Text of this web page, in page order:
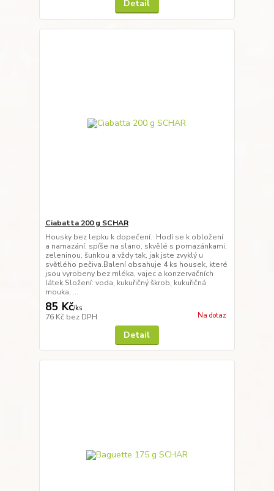
Detail
Ciabatta 200 g SCHAR
Housky bez lepku k dopečení. Hodí se k obložení
a namazání, spíše na slano, skvělé s pomazánkami,
zeleninou, šunkou a vždy tak, jak jste zvyklý u
světlého pečiva.Balení obsahuje 4 ks housek, které
jsou vyrobeny bez mléka, vajec a konzervačních
látek.Složení: voda, kukuřičný škrob, kukuřičná
mouka, ...
85 Kč/ks
76 Kč bez DPH Na dotaz
Detail